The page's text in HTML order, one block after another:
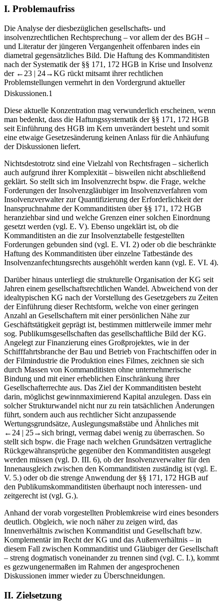
I. Problemaufriss
Die Analyse der diesbezüglichen gesellschafts-​ und
insolvenzrechtlichen Rechtsprechung –​ vor allem der des BGH –​
und Literatur der jüngeren Vergangenheit offenbaren indes ein
diametral gegensätzliches Bild. Die Haftung des Kommanditisten
nach der Systematik der §§ 171, 172 HGB in Krise und Insolvenz
der ←23 | 24→KG rückt mitsamt ihrer rechtlichen
Problemstellungen vermehrt in den Vordergrund aktueller
Diskussionen.1
Diese aktuelle Konzentration mag verwunderlich erscheinen, wenn
man bedenkt, dass die Haftungssystematik der §§ 171, 172 HGB
seit Einführung des HGB im Kern unverändert besteht und somit
eine etwaige Gesetzesänderung keinen Anlass für die Anhäufung
der Diskussionen liefert.
Nichtsdestotrotz sind eine Vielzahl von Rechtsfragen –​ sicherlich
auch aufgrund ihrer Komplexität –​ bisweilen nicht abschließend
geklärt. So stellt sich im Insolvenzrecht bspw. die Frage, welche
Forderungen der Insolvenzgläubiger im Insolvenzverfahren vom
Insolvenzverwalter zur Quantifizierung der Erforderlichkeit der
Inanspruchnahme der Kommanditisten über §§ 171, 172 HGB
heranziehbar sind und welche Grenzen einer solchen Einordnung
gesetzt werden (vgl. E. V). Ebenso ungeklärt ist, ob die
Kommanditisten an die zur Insolvenztabelle festgestellten
Forderungen gebunden sind (vgl. E. VI. 2) oder ob die beschränkte
Haftung des Kommanditisten über einzelne Tatbestände des
Insolvenzanfechtungsrechts ausgehöhlt werden kann (vgl. E. VI. 4).
Darüber hinaus unterliegt die strukturelle Organisation der KG seit
Jahren einem gesellschaftsrechtlichen Wandel. Abweichend von der
idealtypischen KG nach der Vorstellung des Gesetzgebers zu Zeiten
der Einführung dieser Rechtsform, welche von einer geringen
Anzahl an Gesellschaftern mit einer persönlichen Nähe zur
Geschäftstätigkeit geprägt ist, bestimmen mittlerweile immer mehr
sog. Publikumsgesellschaften das gesellschaftliche Bild der KG.
Angelegt zur Finanzierung eines Großprojektes, wie in der
Schifffahrtsbranche der Bau und Betrieb von Frachtschiffen oder in
der Filmindustrie die Produktion eines Filmes, zeichnen sie sich
durch Massen von Kommanditisten ohne unternehmerische
Bindung und mit einer erheblichen Einschränkung ihrer
Gesellschafterrechte aus. Das Ziel der Kommanditisten besteht
darin, möglichst gewinnmaximierend Kapital anzulegen. Dass ein
solcher Strukturwandel nicht nur zu rein tatsächlichen Änderungen
führt, sondern auch aus rechtlicher Sicht anzupassende
Wertungsgrundsätze, Auslegungsmaßstäbe und Ähnliches mit
←24 | 25→sich bringt, vermag dabei wenig zu überraschen. So
stellt sich bspw. die Frage nach welchen Grundsätzen vertragliche
Rückgewähransprüche gegenüber den Kommanditisten ausgelegt
werden müssen (vgl. D. III. 6), ob der Insolvenzverwalter für den
Innenausgleich zwischen den Kommanditisten zuständig ist (vgl. E.
V. 5.) oder ob die strenge Anwendung der §§ 171, 172 HGB auf
den Publikumskommanditisten überhaupt noch interessen-​ und
zeitgerecht ist (vgl. G.).
Anhand der vorab vorgestellten Problemkreise wird eines besonders
deutlich. Obgleich, wie noch näher zu zeigen wird, das
Innenverhältnis zwischen Kommanditist und Gesellschaft bzw.
Komplementär im Recht der KG und das Außenverhältnis –​ in
diesem Fall zwischen Kommanditist und Gläubiger der Gesellschaft
–​ streng dogmatisch voneinander zu trennen sind (vgl. C. I.), kommt
es gezwungenermaßen im Rahmen der angesprochenen
Diskussionen immer wieder zu Überschneidungen.
II. Zielsetzung